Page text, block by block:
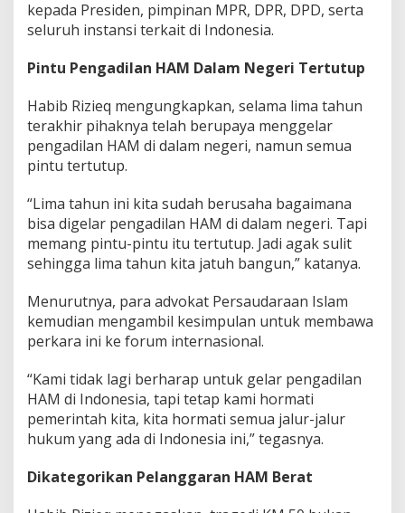
kepada Presiden, pimpinan MPR, DPR, DPD, serta
seluruh instansi terkait di Indonesia.
Pintu Pengadilan HAM Dalam Negeri Tertutup
Habib Rizieq mengungkapkan, selama lima tahun
terakhir pihaknya telah berupaya menggelar
pengadilan HAM di dalam negeri, namun semua
pintu tertutup.
“Lima tahun ini kita sudah berusaha bagaimana
bisa digelar pengadilan HAM di dalam negeri. Tapi
memang pintu-pintu itu tertutup. Jadi agak sulit
sehingga lima tahun kita jatuh bangun,” katanya.
Menurutnya, para advokat Persaudaraan Islam
kemudian mengambil kesimpulan untuk membawa
perkara ini ke forum internasional.
“Kami tidak lagi berharap untuk gelar pengadilan
HAM di Indonesia, tapi tetap kami hormati
pemerintah kita, kita hormati semua jalur-jalur
hukum yang ada di Indonesia ini,” tegasnya.
Dikategorikan Pelanggaran HAM Berat